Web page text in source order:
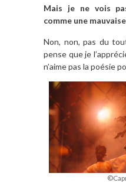
Mais je ne vois
comme une
Non, non, pas du
pense que je
n’aime pas la poésie